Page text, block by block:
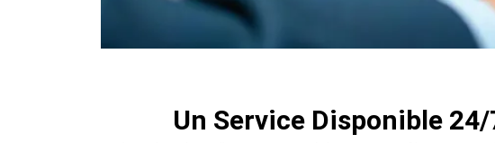
Un Service Disponible